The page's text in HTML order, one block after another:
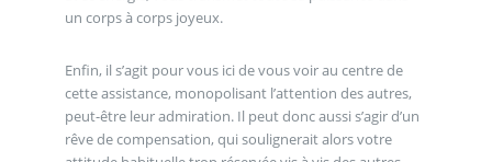
un corps à corps joyeux.
Enfin, il s’agit pour vous ici de vous voir au centre de
cette assistance, monopolisant l’attention des autres,
peut-être leur admiration. Il peut donc aussi s’agir d’un
rêve de compensation, qui soulignerait alors votre